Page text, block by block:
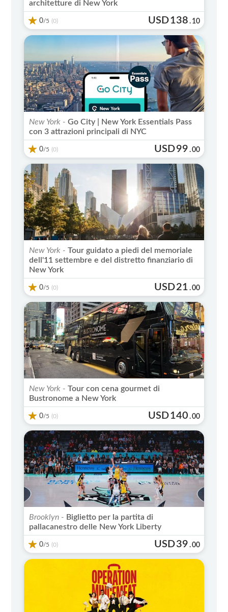
architetture di New York
0/5 (0) USD138 . 10
New York - Go City | New York Essentials Pass
con 3 attrazioni principali di NYC
0/5 (0) USD99 .00
New York - Tour guidato a piedi del memoriale
dell'11 settembre e del distretto finanziario di
New York
0/5 (0) USD21 .00
New York - Tour con cena gourmet di
Bustronome a New York
0/5 (0) USD140 .00
Brooklyn - Biglietto per la partita di
pallacanestro delle New York Liberty
0/5 (0) USD39 .00